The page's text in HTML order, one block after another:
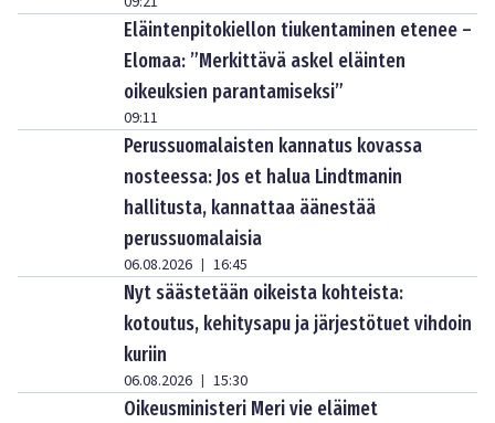
Eläintenpitokiellon tiukentaminen etenee –
Elomaa: ”Merkittävä askel eläinten
oikeuksien parantamiseksi”
09:11
Perussuomalaisten kannatus kovassa
nosteessa: Jos et halua Lindtmanin
hallitusta, kannattaa äänestää
perussuomalaisia
06.08.2026 | 16:45
Nyt säästetään oikeista kohteista:
kotoutus, kehitysapu ja järjestötuet vihdoin
kuriin
06.08.2026 | 15:30
Oikeusministeri Meri vie eläimet